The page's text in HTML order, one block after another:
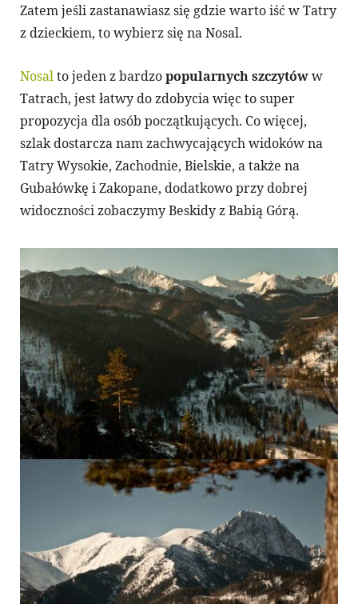
Zatem jeśli zastanawiasz się gdzie warto iść w Tatry
z dzieckiem, to wybierz się na Nosal.
Nosalto jeden z bardzopopularnych szczytóww
Tatrach, jest łatwy do zdobycia więc to super
propozycja dla osób początkujących. Co więcej,
szlak dostarcza nam zachwycających widoków na
Tatry Wysokie, Zachodnie, Bielskie, a także na
Gubałówkę i Zakopane, dodatkowo przy dobrej
widoczności zobaczymy Beskidy z Babią Górą.